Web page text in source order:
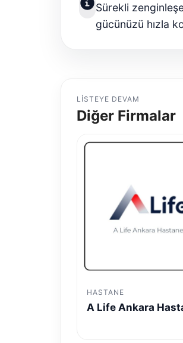
Sürekli
gücünüzü hızla
LISTEYE DEVAM
Diğer Firmalar
HASTANE
A Life Ankara